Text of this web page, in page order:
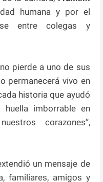
humana y por el
entre colegas y
pierde a uno de sus
permanecerá vivo en
historia que ayudó
huella imborrable en
corazones”,
un mensaje de
familiares, amigos y